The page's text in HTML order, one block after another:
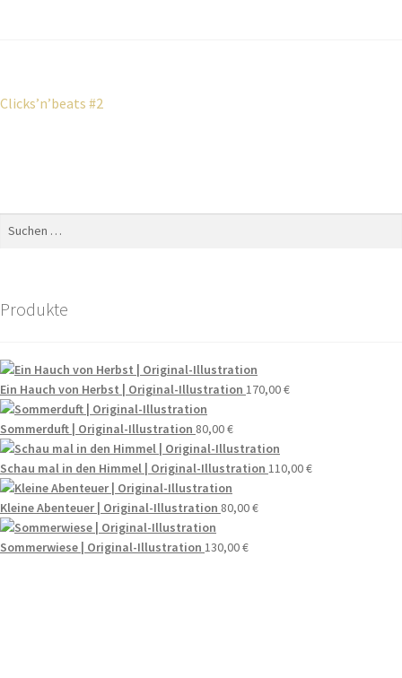
Beitragsnavigation
Vorheriger
Clicks’n’beats #2
Produkte
Ein Hauch von Herbst | Original-Illustration 170,00€
Sommerduft | Original-Illustration 80,00€
Schau mal in den Himmel | Original-Illustration 110,00€
Kleine Abenteuer | Original-Illustration 80,00€
Sommerwiese | Original-Illustration 130,00€